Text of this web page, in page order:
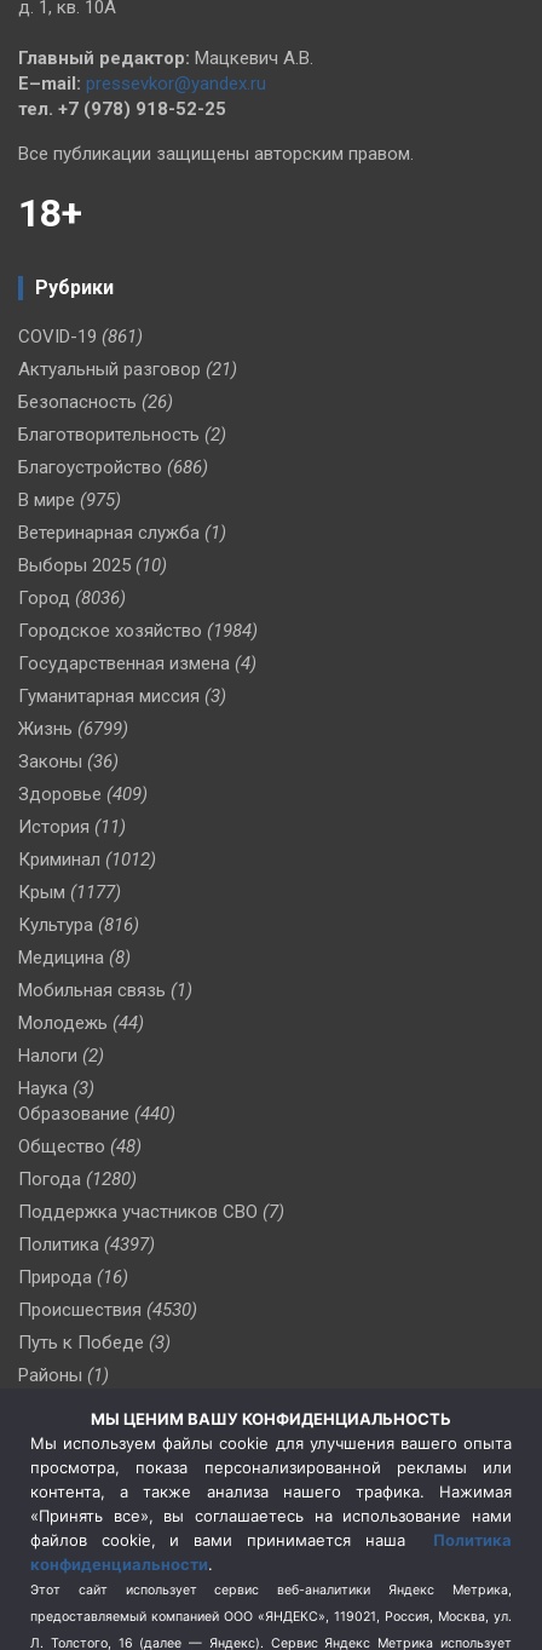
д. 1, кв. 10А
Главный редактор: Мацкевич А.В.
E–mail: pressevkor@yandex.ru
тел. +7 (978) 918-52-25
Все публикации защищены авторским правом.
18+
Рубрики
COVID-19 (861)
Актуальный разговор (21)
Безопасность (26)
Благотворительность (2)
Благоустройство (686)
В мире (975)
Ветеринарная служба (1)
Выборы 2025 (10)
Город (8036)
Городское хозяйство (1984)
Государственная измена (4)
Гуманитарная миссия (3)
Жизнь (6799)
Законы (36)
Здоровье (409)
История (11)
Криминал (1012)
Крым (1177)
Культура (816)
Медицина (8)
Мобильная связь (1)
Молодежь (44)
Налоги (2)
Наука (3)
Образование (440)
Общество (48)
Погода (1280)
Поддержка участников СВО (7)
Политика (4397)
Природа (16)
Происшествия (4530)
Путь к Победе (3)
Районы (1)
(510)
Сельское хозяйство (3)
Социальная политика
(3)
Спецоперация в Украине
Спецоперация на Украине
(404)
Спорт (740)
Терроризм (1)
МЫ ЦЕНИМ ВАШУ КОНФИДЕНЦИАЛЬНОСТЬ
Мы используем файлы cookie для улучшения вашего опыта
просмотра, показа персонализированной рекламы или
контента, а также анализа нашего трафика. Нажимая
«Принять все», вы соглашаетесь на использование нами
файлов cookie, и вами принимается наша Политика
конфиденциальности.
Этот сайт использует сервис веб-аналитики Яндекс Метрика,
предоставляемый компанией ООО «ЯНДЕКС», 119021, Россия, Москва, ул.
Л. Толстого, 16 (далее — Яндекс). Сервис Яндекс Метрика использует